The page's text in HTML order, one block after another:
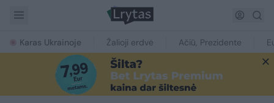
Karas Ukrainoje Žalioji erdvė Ačiū, Prezidente